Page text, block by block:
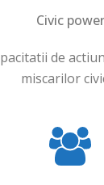
Civic power
de
miscarilor